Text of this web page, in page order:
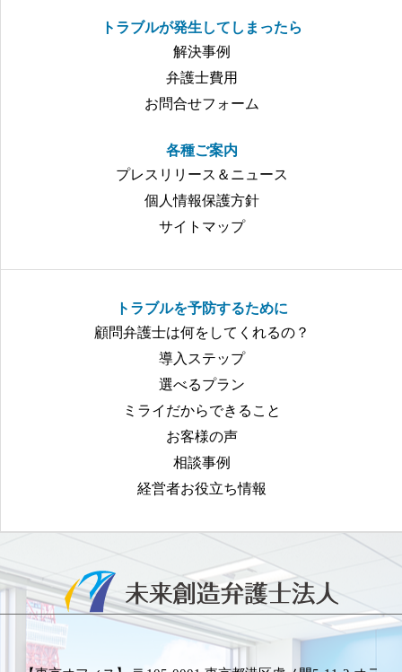
トラブルが発生してしまったら
解決事例
弁護士費用
お問合せフォーム
各種ご案内
プレスリリース＆ニュース
個人情報保護方針
サイトマップ
トラブルを予防するために
顧問弁護士は何をしてくれるの？
導入ステップ
選べるプラン
ミライだからできること
お客様の声
相談事例
経営者お役立ち情報